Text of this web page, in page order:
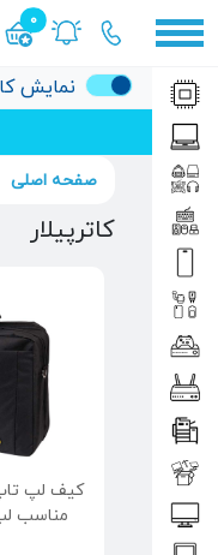
0
محصول افزوده شده به سبد
نمایش
صفحه اصلی
کاترپیلار
مناسب لپ تاپ